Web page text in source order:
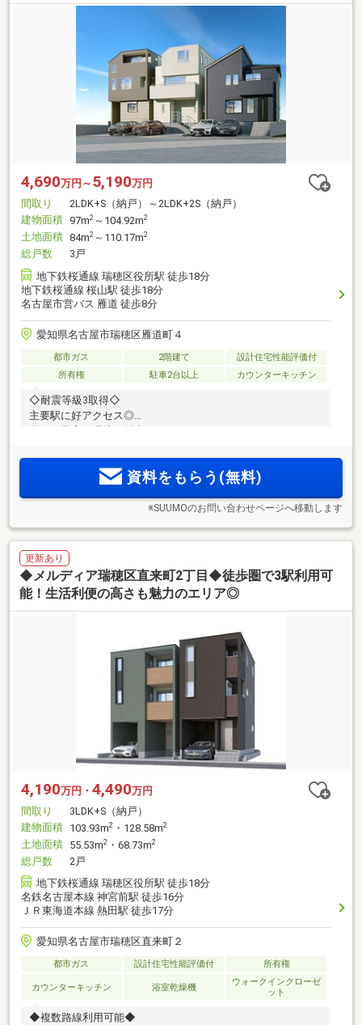
4,690万円～ 5,190万円
間取り
2LDK+S（納戸）～2LDK+2S（納戸）
建物面積 97m2 ～104.92m2
土地面積 84m2 ～110.17m2
総戸数
3戸
地下鉄桜通線 瑞穂区役所駅 徒歩18分
地下鉄桜通線 桜山駅 徒歩18分
名古屋市営バス 雁道 徒歩8分
愛知県名古屋市瑞穂区雁道町４
都市ガス 2階建て
設計住宅性能評価付
所有権
駐車2台以上 カウンターキッチン
◇耐震等級3取得◇
主要駅に好アクセス◎
資料をもらう(無料)
※SUUMOのお問い合わせページへ移動します
更新あり
◆メルディア瑞穂区直来町2丁目◆徒歩圏で3駅利用可
能！生活利便の高さも魅力のエリア◎
4,190万円・ 4,490万円
間取り
3LDK+S（納戸）
建物面積 103.93m2 ・128.58m2
土地面積 55.53m2 ・68.73m2
総戸数
2戸
地下鉄桜通線 瑞穂区役所駅 徒歩18分
名鉄名古屋本線 神宮前駅 徒歩16分
ＪＲ東海道本線 熱田駅 徒歩17分
愛知県名古屋市瑞穂区直来町２
都市ガス 設計住宅性能評価付 所有権
カウンターキッチン 浴室乾燥機
ウォークインクローゼ
ット
◆複数路線利用可能◆